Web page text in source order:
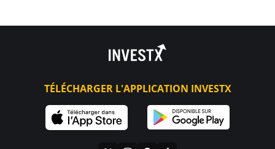
TÉLÉCHARGER L'APPLICATION INVESTX